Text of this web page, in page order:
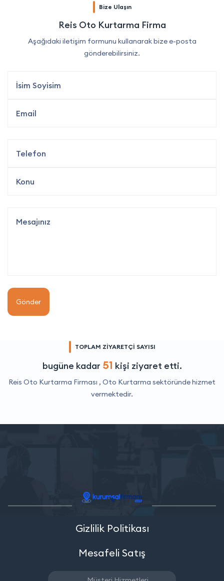
Bize Ulaşın
Reis Oto Kurtarma Firma
Aşağıdaki iletişim formunu kullanarak bize e-posta
gönderebilirsiniz.
Gönder
TOPLAM ZİYARETÇİ SAYISI
bugüne kadar 51 kişi ziyaret etti.
Reis Oto Kurtarma Firması , Oto Kurtarma sektöründe hizmet
vermektedir.
Gizlilik Politikası
Mesafeli Satış